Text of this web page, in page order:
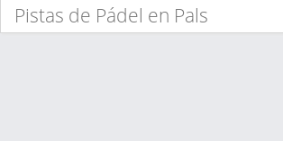
Pistas de Pádel en Pals